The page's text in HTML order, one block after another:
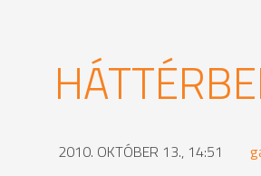
2010. OKTÓBER 13., 14:51